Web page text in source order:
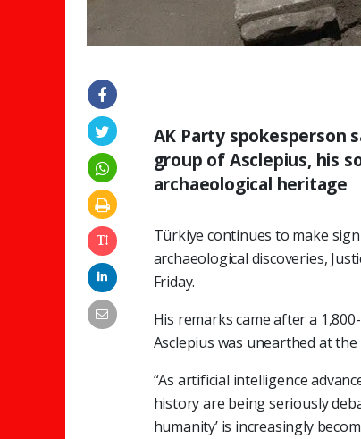
AK Party spokesperson
group of Asclepius, his
archaeological heritage
Türkiye continues to make
archaeological discoveries,
Friday.
His remarks came after a
Asclepius was unearthed at
“As artificial intelligence
history are being seriously
humanity’ is increasingly